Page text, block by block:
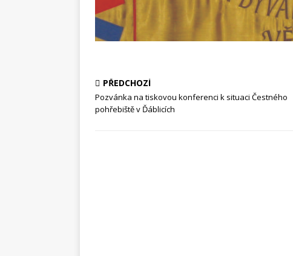
PŘEDCHOZÍ
Pozvánka na tiskovou konferenci k situaci Čestného
pohřebiště v Ďáblicích